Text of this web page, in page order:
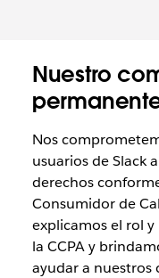
Nuestro
Nos
usuarios de Slack
derechos
Consumidor de
explicamos el rol y
la CCPA y
ayudar a nuestros